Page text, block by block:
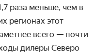
раза меньше, чем в
регионах этот
всего — почти
дилеры Северо-